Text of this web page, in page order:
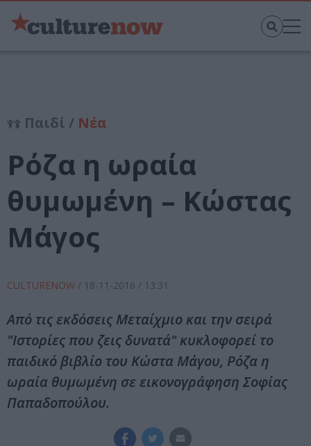
Παιδί / Νέα
Ρόζα η ωραία
θυμωμένη – Κώστας
Μάγος
CULTURENOW / 18-11-2016 / 13:31
Από τις εκδόσεις Μεταίχμιο και την σειρά
"Ιστορίες που ζεις δυνατά" κυκλοφορεί το
παιδικό βιβλίο του Κώστα Μάγου, Ρόζα η
ωραία θυμωμένη σε εικονογράφηση Σοφίας
Παπαδοπούλου.